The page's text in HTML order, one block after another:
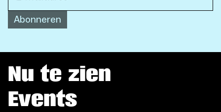
Abonneren
Nu te zien
Events